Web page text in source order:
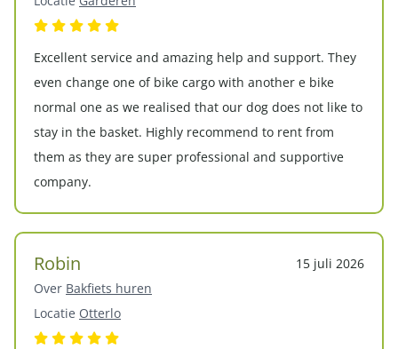
Excellent service and amazing help and support. They
even change one of bike cargo with another e bike
normal one as we realised that our dog does not like to
stay in the basket. Highly recommend to rent from
them as they are super professional and supportive
company.
Robin
15 juli 2026
Over Bakfiets huren
Locatie Otterlo